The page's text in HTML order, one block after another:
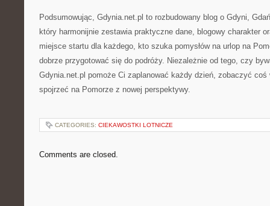
Podsumowując, Gdynia.net.pl to rozbudowany blog o Gdyni,
który harmonijnie zestawia praktyczne dane, blogowy charakter
miejsce startu dla każdego, kto szuka pomysłów na urlop na
dobrze przygotować się do podróży. Niezależnie od tego, czy
Gdynia.net.pl pomoże Ci zaplanować każdy dzień, zobaczyć coś
spojrzeć na Pomorze z nowej perspektywy.
CATEGORIES: CIEKAWOSTKI LOTNICZE
Comments are closed.